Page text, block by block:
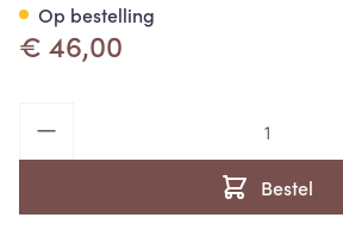
€ 46,00
Bestel
Op bestelling